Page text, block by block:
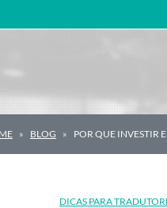
principal
BLOG POR QUE INVESTIR
DICAS PARA